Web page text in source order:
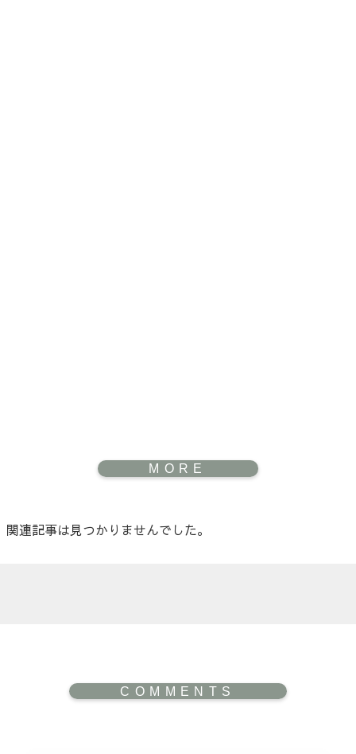
関連記事は見つかりませんでした。